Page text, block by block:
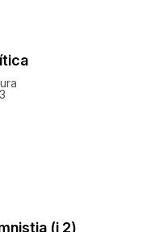
(i 2)